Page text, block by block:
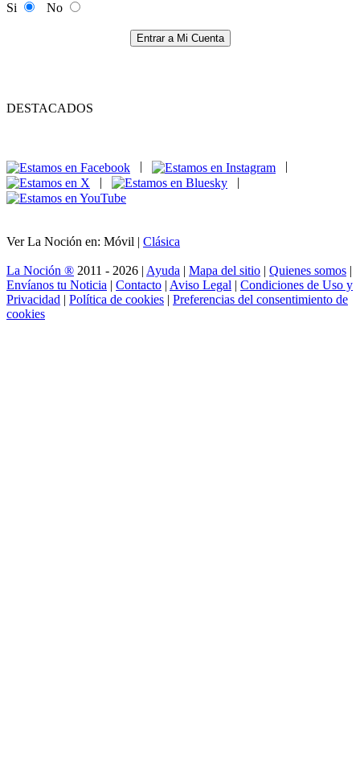
Si
No
Entrar a Mi Cuenta
DESTACADOS
|
|
Ver La Noción en: Móvil | Clásica
La Noción ® 2011 - 2026 | Ayuda | Mapa del sitio | Quienes somos |
Envíanos tu Noticia | Contacto | Aviso Legal | Condiciones de Uso y
Privacidad | Política de cookies | Preferencias del consentimiento de
cookies